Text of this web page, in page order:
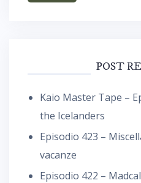
POST
Kaio Master Tape –
the Icelanders
Episodio 423 –
vacanze
Episodio 422 –